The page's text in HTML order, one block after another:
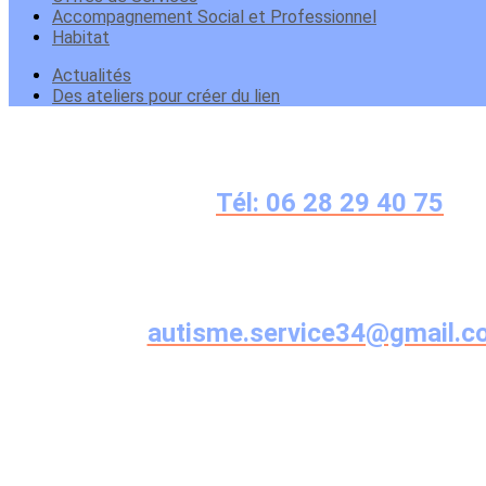
Accompagnement Social et Professionnel
Habitat
Actualités
Des ateliers pour créer du lien
Tél: 06 28 29 40 75